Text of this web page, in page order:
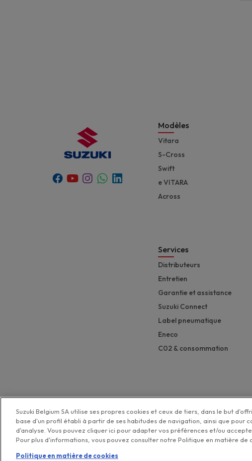
Facebook
YoutubeInstagram
Whatsapp
Linkedin
Modèles
Vitara
S-Cross
Swift
e VITARA
Across
Services
Distributeurs
Entretien
Garantie et assistance
Suzuki Connect
Label pneumatique
Eneco
C02 & consommation
Politique de protection de la
Suzuki Belgium SA utilise ses propres cookies et ceux de tiers, dans le but
base d'un profil établi à partir de ses habitudes de navigation, ainsi que pour
d'analyse. Vous pouvez cliquer ici pour adapter vos préférences et/ou
Pour plus d'informations, vous pouvez consulter notre Politique en matière de
Politique en matière de cookies